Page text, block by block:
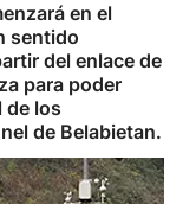
en el
sentido
del enlace de
para poder
de los
de Belabietan.